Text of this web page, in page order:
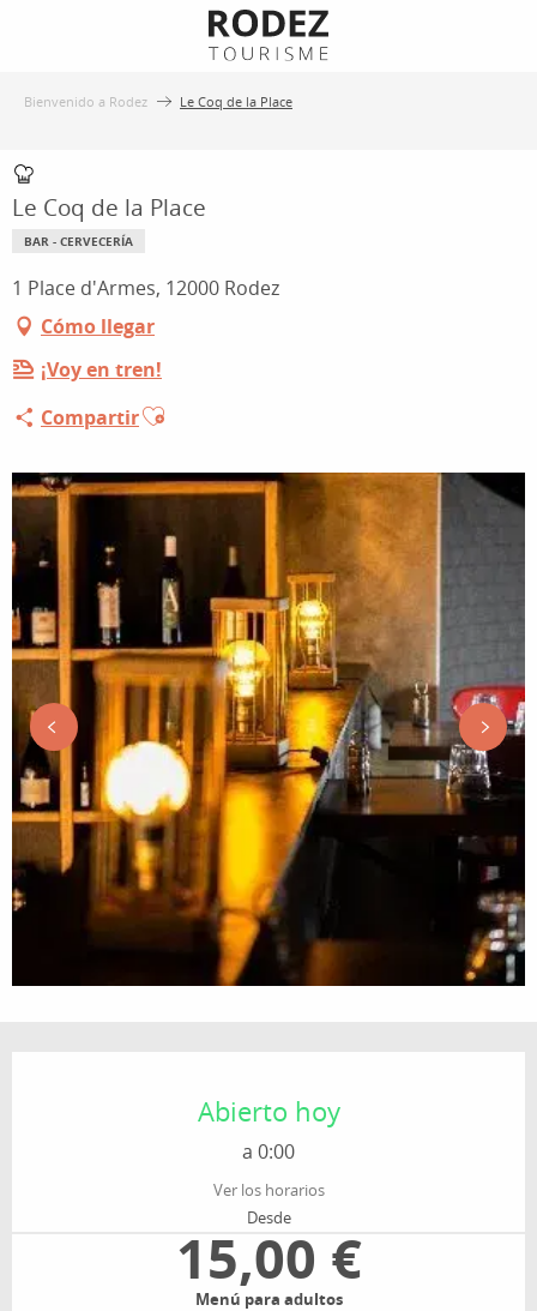
Bienvenido a Rodez Le Coq de la Place
Le Coq de la Place
BAR - CERVECERÍA
1 Place d'Armes, 12000 Rodez
Cómo llegar
¡Voy en tren!
CompartirAjouter aux favoris
Abierto hoy
a 0:00
Ver los horarios
Desde
15,00 €
Menú para adultos